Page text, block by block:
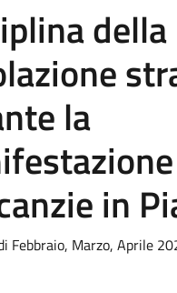
della
la
in
Febbraio, Marzo, Aprile